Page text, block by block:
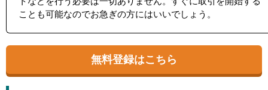
ことも可能なのでお急ぎの方にはいいでしょう。
無料登録はこちら